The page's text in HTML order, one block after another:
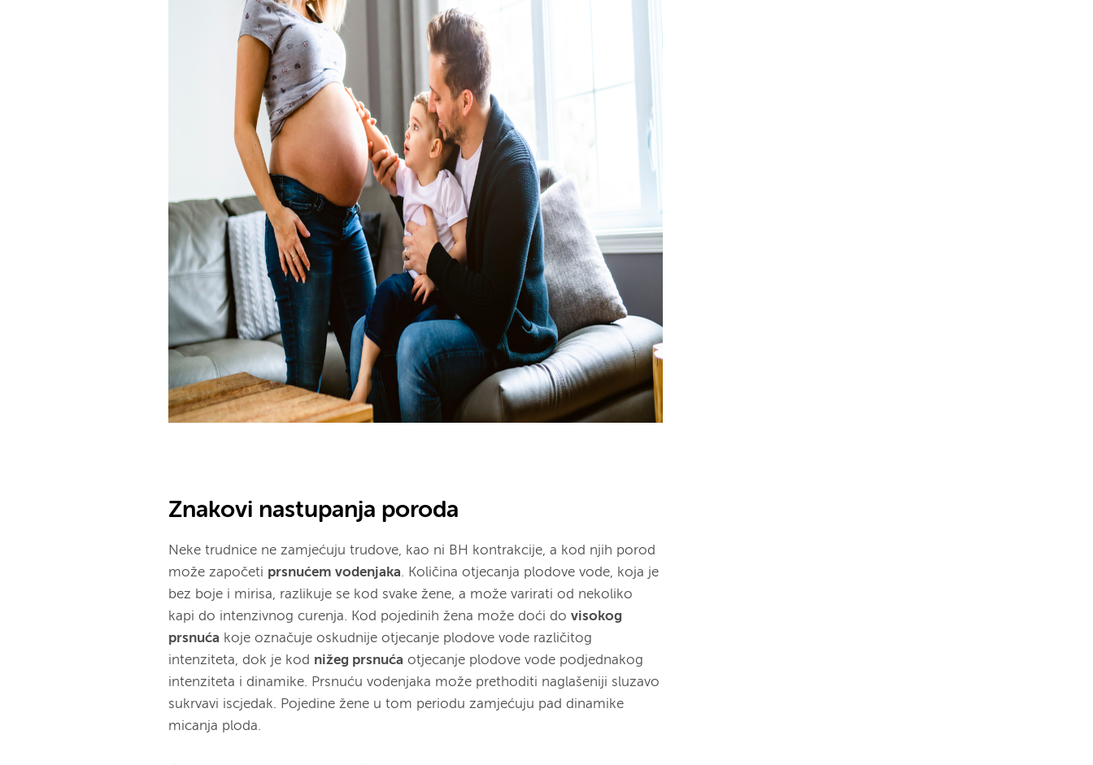
Znakovi nastupanja poroda
Neke trudnice ne zamjećuju trudove, kao ni BH kontrakcije, a kod njih porod
može započeti prsnućem vodenjaka. Količina otjecanja plodove vode, koja je
bez boje i mirisa, razlikuje se kod svake žene, a može varirati od nekoliko
kapi do intenzivnog curenja. Kod pojedinih žena može doći dovisokog
prsnuća koje označuje oskudnije otjecanje plodove vode različitog
intenziteta, dok je kod nižeg prsnuća otjecanje plodove vode podjednakog
intenziteta i dinamike. Prsnuću vodenjaka može prethoditi naglašeniji sluzavo
sukrvavi iscjedak. Pojedine žene u tom periodu zamjećuju pad dinamike
micanja ploda.